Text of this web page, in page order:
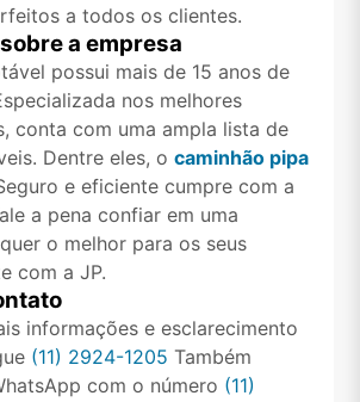
a todos os clientes.
a empresa
possui mais de 15 anos de
nos melhores
conta com uma ampla lista de
Dentre eles, o caminhão pipa
e eficiente cumpre com a
a pena confiar em uma
o melhor para os seus
com a JP.
informações e esclarecimento
(11) 2924-1205 Também
com o número (11)